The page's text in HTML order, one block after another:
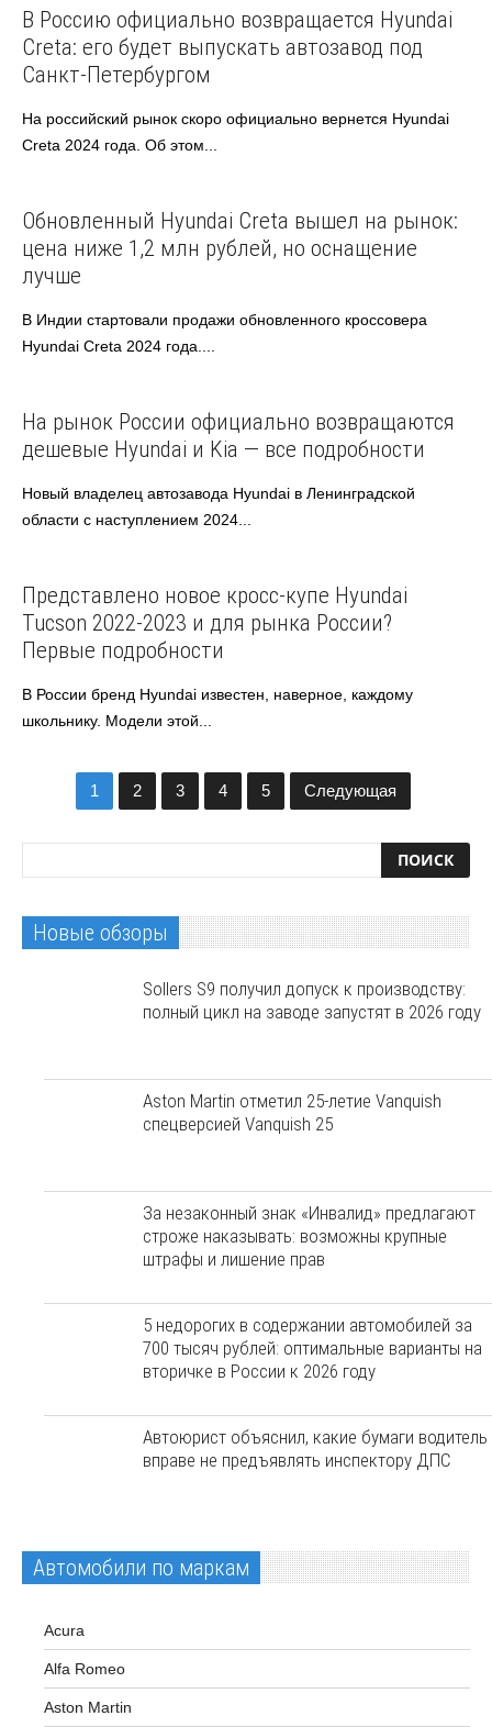
Hyundai Автоновости
В Россию официально возвращается Hyundai
Creta: его будет выпускать автозавод под
Санкт-Петербургом
На российский рынок скоро официально вернется Hyundai
Creta 2024 года. Об этом...
Hyundai Автоновости
Обновленный Hyundai Creta вышел на рынок:
цена ниже 1,2 млн рублей, но оснащение
лучше
В Индии стартовали продажи обновленного кроссовера
Hyundai Creta 2024 года....
Hyundai Автоновости
На рынок России официально возвращаются
дешевые Hyundai и Kia — все подробности
Новый владелец автозавода Hyundai в Ленинградской
области с наступлением 2024...
Hyundai
Представлено новое кросс-купе Hyundai
Tucson 2022-2023 и для рынка России?
Первые подробности
В России бренд Hyundai известен, наверное, каждому
школьнику. Модели этой...
1 2 3 4 5 Следующая
Новые обзоры
Sollers S9 получил допуск к производству:
полный цикл на заводе запустят в 2026 году
Aston Martin отметил 25-летие Vanquish
спецверсией Vanquish 25
За незаконный знак «Инвалид» предлагают
строже наказывать: возможны крупные
штрафы и лишение прав
5 недорогих в содержании автомобилей за
700 тысяч рублей: оптимальные варианты на
вторичке в России к 2026 году
Автоюрист объяснил, какие бумаги водитель
вправе не предъявлять инспектору ДПС
Автомобили по маркам
Acura
Alfa Romeo
Aston Martin